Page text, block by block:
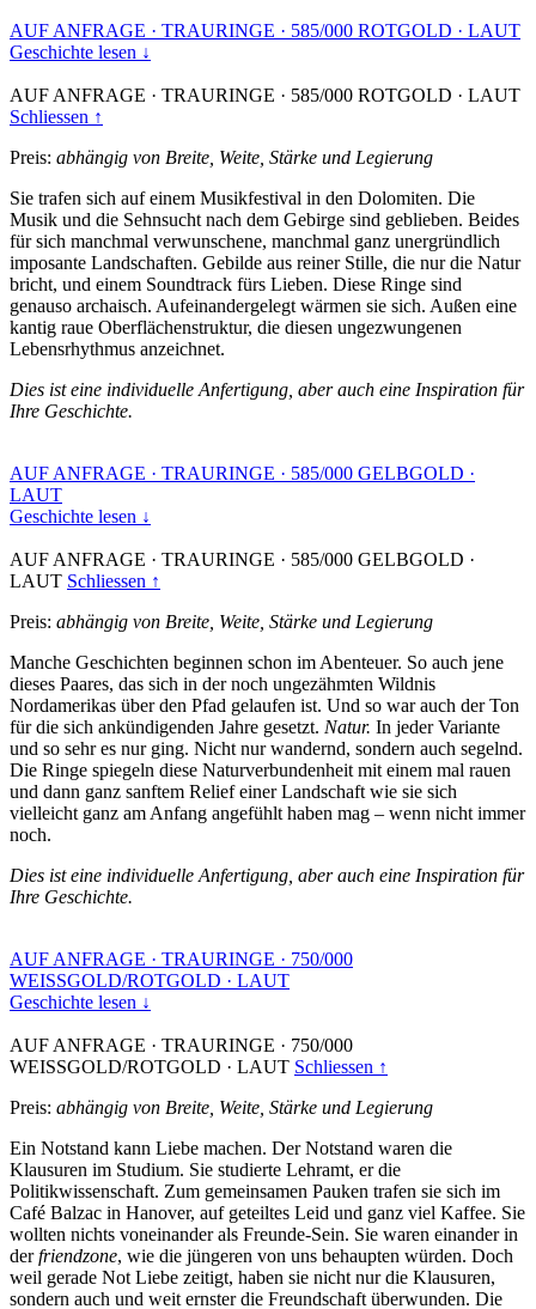
AUF ANFRAGE · TRAURINGE · 585/000 ROTGOLD · LAUT
Geschichte lesen ↓
AUF ANFRAGE · TRAURINGE · 585/000 ROTGOLD · LAUT
Schliessen ↑
Preis: abhängig von Breite, Weite, Stärke und Legierung
Sie trafen sich auf einem Musikfestival in den Dolomiten. Die
Musik und die Sehnsucht nach dem Gebirge sind geblieben. Beides
für sich manchmal verwunschene, manchmal ganz unergründlich
imposante Landschaften. Gebilde aus reiner Stille, die nur die Natur
bricht, und einem Soundtrack fürs Lieben. Diese Ringe sind
genauso archaisch. Aufeinandergelegt wärmen sie sich. Außen eine
kantig raue Oberflächenstruktur, die diesen ungezwungenen
Lebensrhythmus anzeichnet.
Dies ist eine individuelle Anfertigung, aber auch eine Inspiration für
Ihre Geschichte.
AUF ANFRAGE · TRAURINGE · 585/000 GELBGOLD ·
LAUT
Geschichte lesen ↓
AUF ANFRAGE · TRAURINGE · 585/000 GELBGOLD ·
LAUT Schliessen ↑
Preis: abhängig von Breite, Weite, Stärke und Legierung
Manche Geschichten beginnen schon im Abenteuer. So auch jene
dieses Paares, das sich in der noch ungezähmten Wildnis
Nordamerikas über den Pfad gelaufen ist. Und so war auch der Ton
für die sich ankündigenden Jahre gesetzt. Natur. In jeder Variante
und so sehr es nur ging. Nicht nur wandernd, sondern auch segelnd.
Die Ringe spiegeln diese Naturverbundenheit mit einem mal rauen
und dann ganz sanftem Relief einer Landschaft wie sie sich
vielleicht ganz am Anfang angefühlt haben mag – wenn nicht immer
noch.
Dies ist eine individuelle Anfertigung, aber auch eine Inspiration für
Ihre Geschichte.
AUF ANFRAGE · TRAURINGE · 750/000
WEISSGOLD/ROTGOLD · LAUT
Geschichte lesen ↓
AUF ANFRAGE · TRAURINGE · 750/000
WEISSGOLD/ROTGOLD · LAUT Schliessen ↑
Preis: abhängig von Breite, Weite, Stärke und Legierung
Ein Notstand kann Liebe machen. Der Notstand waren die
Klausuren im Studium. Sie studierte Lehramt, er die
Politikwissenschaft. Zum gemeinsamen Pauken trafen sie sich im
Café Balzac in Hanover, auf geteiltes Leid und ganz viel Kaffee. Sie
wollten nichts voneinander als Freunde-Sein. Sie waren einander in
derfriendzone, wie die jüngeren von uns behaupten würden. Doch
weil gerade Not Liebe zeitigt, haben sie nicht nur die Klausuren,
sondern auch und weit ernster die Freundschaft überwunden. Die